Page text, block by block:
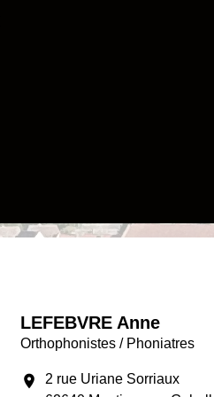
LEFEBVRE Anne
Orthophonistes / Phoniatres
location_on
2 rue Uriane Sorriaux